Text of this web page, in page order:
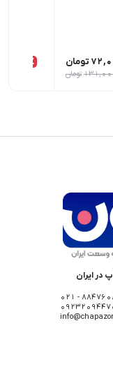
تومان
تومان
26٪
ایران
88476086 -